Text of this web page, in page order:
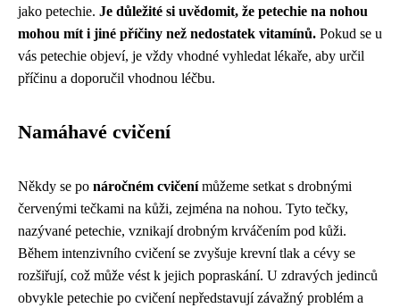
jako petechie. Je důležité si uvědomit, že petechie na nohou
mohou mít i jiné příčiny než nedostatek vitamínů. Pokud se u
vás petechie objeví, je vždy vhodné vyhledat lékaře, aby určil
příčinu a doporučil vhodnou léčbu.
Namáhavé cvičení
Někdy se po náročném cvičenímůžeme setkat s drobnými
červenými tečkami na kůži, zejména na nohou. Tyto tečky,
nazývané petechie, vznikají drobným krváčením pod kůži.
Během intenzivního cvičení se zvyšuje krevní tlak a cévy se
rozšiřují, což může vést k jejich popraskání. U zdravých jedinců
obvykle petechie po cvičení nepředstavují závažný problém a